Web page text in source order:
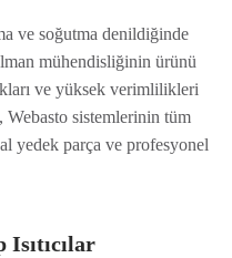
ve soğutma denildiğinde
mühendisliğinin ürünü
ve yüksek verimlilikleri
sistemlerinin tüm
yedek parça ve profesyonel